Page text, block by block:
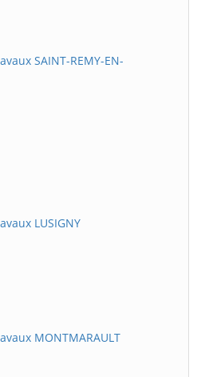
SAINT-REMY-EN-
LUSIGNY
MONTMARAULT